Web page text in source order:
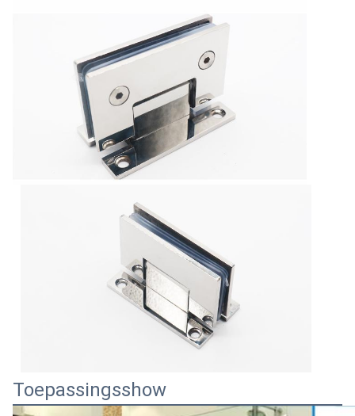
Toepassingsshow